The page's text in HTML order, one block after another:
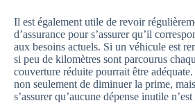
Il est également utile de revoir
d’assurance pour s’assurer qu’il
aux besoins actuels. Si un véhicule est
si peu de kilomètres sont parcourus
couverture réduite pourrait être
non seulement de diminuer la prime,
s’assurer qu’aucune dépense inutile n’est